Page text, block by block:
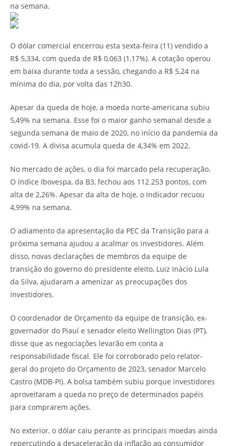
na semana.
O dólar comercial encerrou esta sexta-feira (11) vendido a
R$ 5,334, com queda de R$ 0,063 (1,17%). A cotação operou
em baixa durante toda a sessão, chegando a R$ 5,24 na
mínima do dia, por volta das 12h30.
Apesar da queda de hoje, a moeda norte-americana subiu
5,49% na semana. Esse foi o maior ganho semanal desde a
segunda semana de maio de 2020, no início da pandemia da
covid-19. A divisa acumula queda de 4,34% em 2022.
No mercado de ações, o dia foi marcado pela recuperação.
O índice Ibovespa, da B3, fechou aos 112.253 pontos, com
alta de 2,26%. Apesar da alta de hoje, o indicador recuou
4,99% na semana.
O adiamento da apresentação da PEC da Transição para a
próxima semana ajudou a acalmar os investidores. Além
disso, novas declarações de membros da equipe de
transição do governo do presidente eleito, Luiz Inácio Lula
da Silva, ajudaram a amenizar as preocupações dos
investidores.
O coordenador de Orçamento da equipe de transição, ex-
governador do Piauí e senador eleito Wellington Dias (PT),
disse que as negociações levarão em conta a
responsabilidade fiscal. Ele foi corroborado pelo relator-
geral do projeto do Orçamento de 2023, senador Marcelo
Castro (MDB-PI). A bolsa também subiu porque investidores
aproveitaram a queda no preço de determinados papéis
para comprarem ações.
No exterior, o dólar caiu perante as principais moedas ainda
repercutindo a desaceleração da inflação ao consumidor